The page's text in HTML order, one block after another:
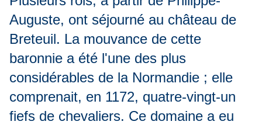
Auguste, ont séjourné au château de
Breteuil. La mouvance de cette
baronnie a été l'une des plus
considérables de la Normandie ; elle
comprenait, en 1172, quatre-vingt-un
fiefs de chevaliers. Ce domaine a eu